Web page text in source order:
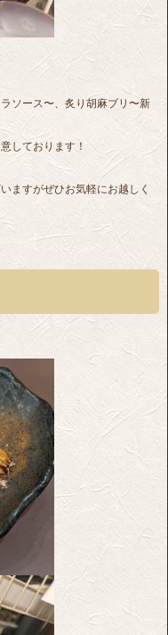
ソース〜、炙り胡麻ブリ〜新
しております！
ますがぜひお気軽にお越しく